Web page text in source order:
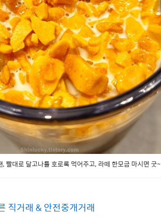
빨대로 달고나를 호로록 먹어주고, 라떼 한모금 마시면 굿~
직거래 & 안전중개거래